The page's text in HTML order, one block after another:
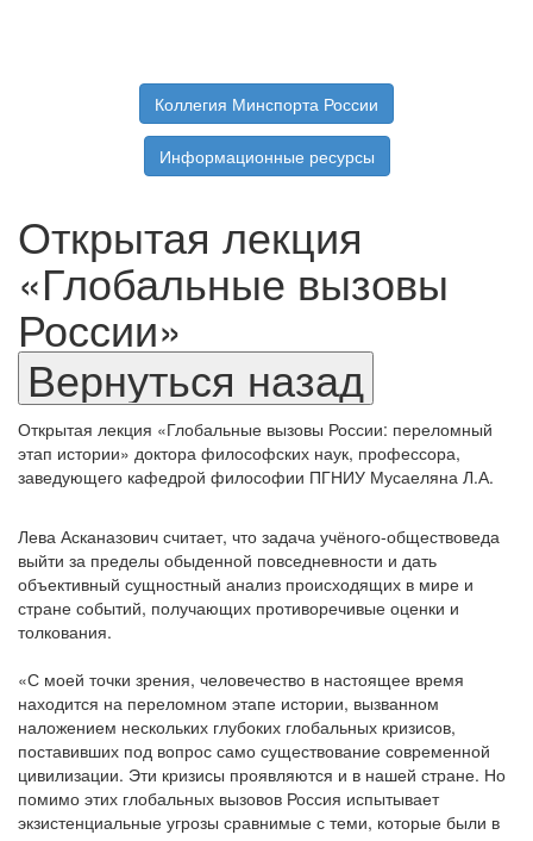
Коллегия Минспорта России
Информационные ресурсы
Открытая лекция
«Глобальные вызовы
России»
Открытая лекция «Глобальные вызовы России: переломный
этап истории» доктора философских наук, профессора,
заведующего кафедрой философии ПГНИУ Мусаеляна Л.А.
Лева Асканазович считает, что задача учёного-обществоведа
выйти за пределы обыденной повседневности и дать
объективный сущностный анализ происходящих в мире и
стране событий, получающих противоречивые оценки и
толкования.
«С моей точки зрения, человечество в настоящее время
находится на переломном этапе истории, вызванном
наложением нескольких глубоких глобальных кризисов,
поставивших под вопрос само существование современной
цивилизации. Эти кризисы проявляются и в нашей стране. Но
помимо этих глобальных вызовов Россия испытывает
экзистенциальные угрозы сравнимые с теми, которые были в